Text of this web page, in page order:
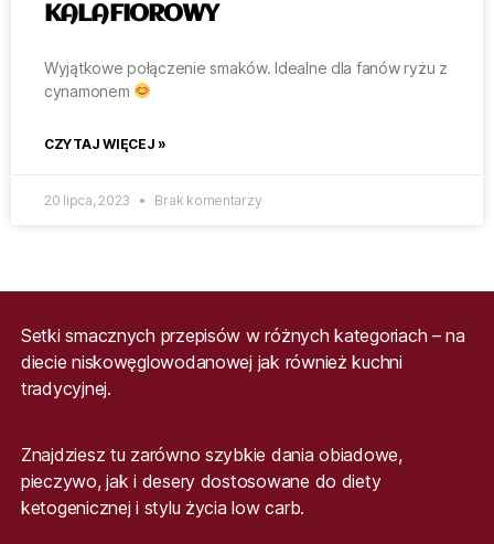
KALAFIOROWY
Wyjątkowe połączenie smaków. Idealne dla fanów ryżu z
cynamonem
CZYTAJ WIĘCEJ »
20 lipca, 2023 Brak komentarzy
Setki smacznych przepisów w różnych kategoriach – na
diecie niskowęglowodanowej jak również kuchni
tradycyjnej.
Znajdziesz tu zarówno szybkie dania obiadowe,
pieczywo, jak i desery dostosowane do diety
ketogenicznej i stylu życia low carb.